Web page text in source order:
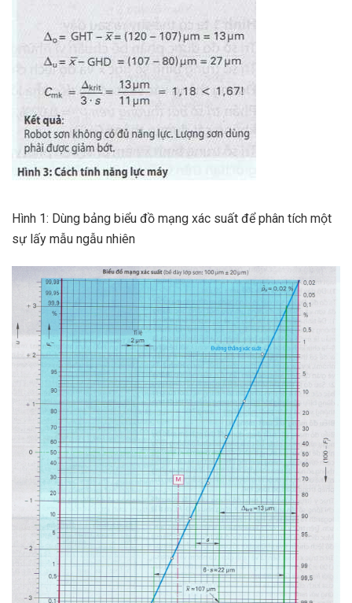
Hình 1: Dùng bảng biểu đồ mạng xác suất để phân tích một
sự lấy mẫu ngẫu nhiên